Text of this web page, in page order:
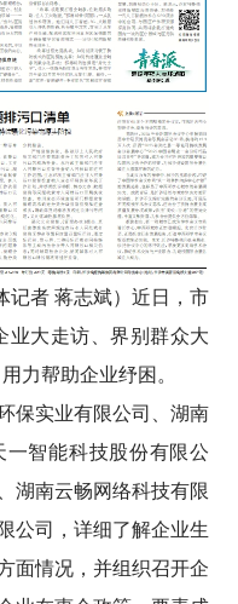
者 蒋志斌）近日，市
业大走访、界别群众大
力帮助企业纾困。
实业有限公司、湖南
智能科技股份有限公
湖南云畅网络科技有限
公司，详细了解企业生
面情况，并组织召开企